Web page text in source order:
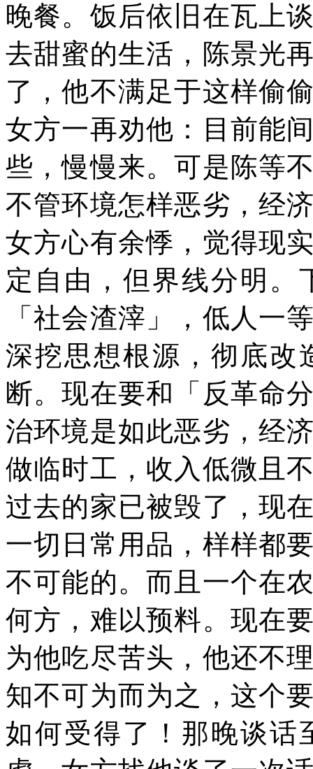
晚餐。饭后依旧在瓦上
去甜蜜的生活，陈景光
了，他不满足于这样偷
女方一再劝他：目前能
些，慢慢来。可是陈等
不管环境怎样恶劣，经
女方心有余悸，觉得现
定自由，但界线分明。
「社会渣滓」，低人一
深挖思想根源，彻底改
断。现在要和「反革命
治环境是如此恶劣，经
做临时工，收入低微且
过去的家已被毁了，现
一切日常用品，样样都
不可能的。而且一个在
何方，难以预料。现在
为他吃尽苦头，他还不
知不可为而为之，这个
如何受得了！那晚谈话